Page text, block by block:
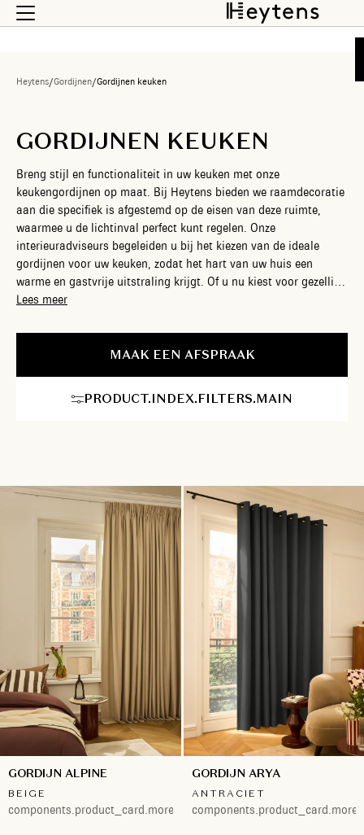
Heytens/Gordijnen/Gordijnen keuken
GORDIJNEN KEUKEN
Breng stijl en functionaliteit in uw keuken met onze
keukengordijnen op maat. Bij Heytens bieden we raamdecoratie
aan die specifiek is afgestemd op de eisen van deze ruimte,
waarmee u de lichtinval perfect kunt regelen. Onze
interieuradviseurs begeleiden u bij het kiezen van de ideale
gordijnen voor uw keuken, zodat het hart van uw huis een
warme en gastvrije uitstraling krijgt. Of u nu kiest voor gezellige
vouwgordijnen, strakke rolgordijnen of jaloezieën: gordijnen in
vocht en kookgeurtjes. Heytens begeleidt u bij uw volledige
project. Wij bieden professioneel stijladvies, een expert komt de
Lees meer
MAAK EEN AFSPRAAK
PRODUCT.INDEX.FILTERS.MAIN
GORDIJN ALPINE
BEIGE
components.product_card.more.both
GORDIJN ARYA
ANTRACIET